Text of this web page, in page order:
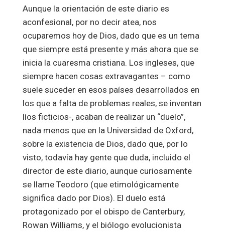
Aunque la orientación de este diario es
aconfesional, por no decir atea, nos
ocuparemos hoy de Dios, dado que es un tema
que siempre está presente y más ahora que se
inicia la cuaresma cristiana. Los ingleses, que
siempre hacen cosas extravagantes – como
suele suceder en esos países desarrollados en
los que a falta de problemas reales, se inventan
líos ficticios-, acaban de realizar un “duelo”,
nada menos que en la Universidad de Oxford,
sobre la existencia de Dios, dado que, por lo
visto, todavía hay gente que duda, incluido el
director de este diario, aunque curiosamente
se llame Teodoro (que etimológicamente
significa dado por Dios). El duelo está
protagonizado por el obispo de Canterbury,
Rowan Williams, y el biólogo evolucionista